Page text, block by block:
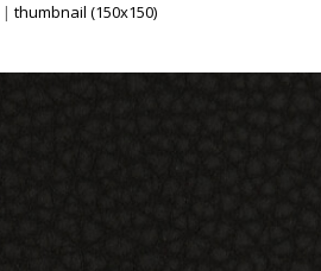
|thumbnail (150x150)